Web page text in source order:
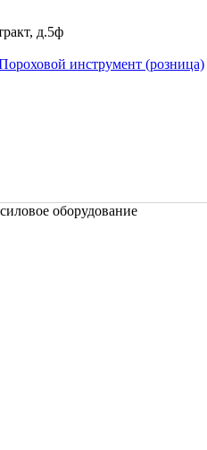
д.5ф
инструмент (розница)
оборудование